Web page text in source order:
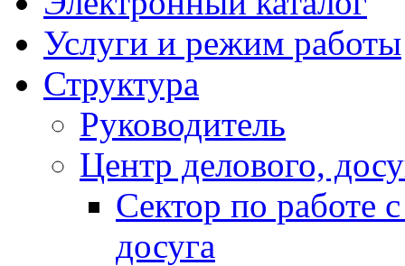
Услуги и режим работы
Структура
Руководитель
Центр делового,
Сектор по работе
досуга